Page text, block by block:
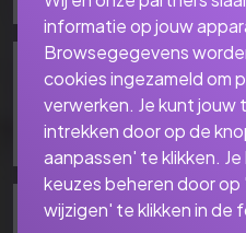
informatie op jouw
Browsegegevens
cookies ingezameld om
verwerken. Je kunt
intrekken door op de
aanpassen' te klikken.
keuzes beheren door op
wijzigen' te klikken in de